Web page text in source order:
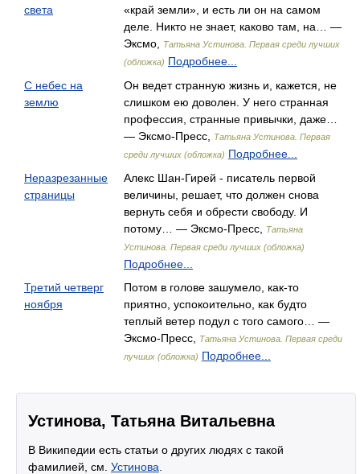
света
«край земли», и есть ли он на самом
деле. Никто не знает, каково там, на… —
Эксмо,
Татьяна Устинова. Первая среди лучших
(обложка) Подробнее...
С небес на
землю
Он ведет странную жизнь и, кажется, не
слишком ею доволен. У него странная
профессия, странные привычки, даже…
— Эксмо-Пресс,
Татьяна Устинова. Первая
среди лучших (обложка) Подробнее...
Неразрезанные
страницы
Алекс Шан-Гирей - писатель первой
величины, решает, что должен снова
вернуть себя и обрести свободу. И
потому… — Эксмо-Пресс,
Татьяна
Устинова. Первая среди лучших (обложка)
Подробнее...
Третий четверг
ноября
Потом в голове зашумело, как-то
приятно, успокоительно, как будто
теплый ветер подул с того самого… —
Эксмо-Пресс,
Татьяна Устинова. Первая среди
лучших (обложка) Подробнее...
Устинова, Татьяна Витальевна
В Википедии есть статьи о других людях с такой
фамилией, см. Устинова